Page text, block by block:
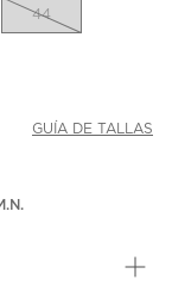
44
GUÍA DE TALLAS